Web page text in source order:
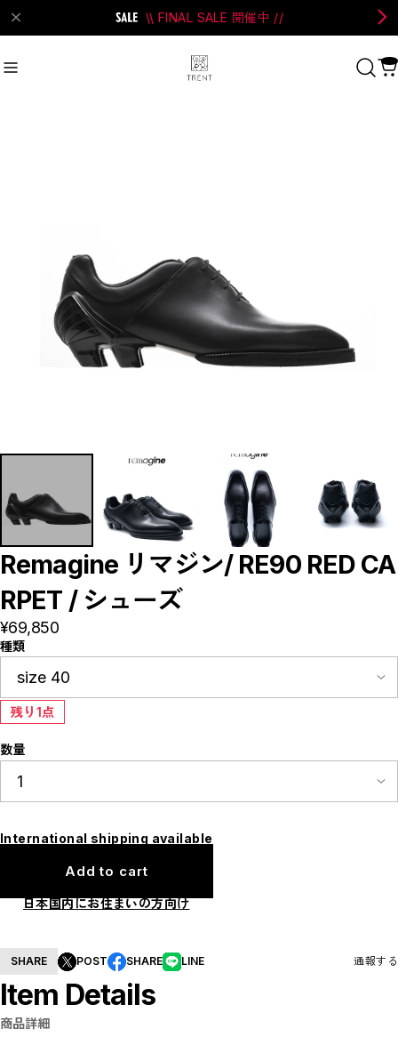
\\ FINAL SALE 開催中 //
#PRANK PROJECT
Category商品カテゴリ
SALE / セール
C
F
H
J
K
L
M
N
P
S
U
W
Y
【MEN'S】BRAND LIST
B
E
M
S
T
【LADIES】ITEM LIST
OUTER / コート,ブルゾン,ジャケット
TOPS / カットソー,ブラウス,ニット
BOTTOMS / パンツ,スカート
DRESSES / ワンピース
BAG / バッグ
Remagine リマジン/ RE90 RED CA
RPET / シューズ
¥69,850
種類
残り1点
数量
International shipping available
Add to cart
日本国内にお住まいの方向け
SHARE POST SHARE LINE 通報する
Item Details
商品詳細